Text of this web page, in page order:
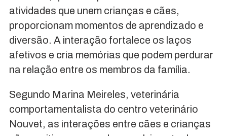
atividades que unem crianças e cães,
proporcionam momentos de aprendizado e
diversão. A interação fortalece os laços
afetivos e cria memórias que podem perdurar
na relação entre os membros da família.
Segundo Marina Meireles, veterinária
comportamentalista do centro veterinário
Nouvet, as interações entre cães e crianças